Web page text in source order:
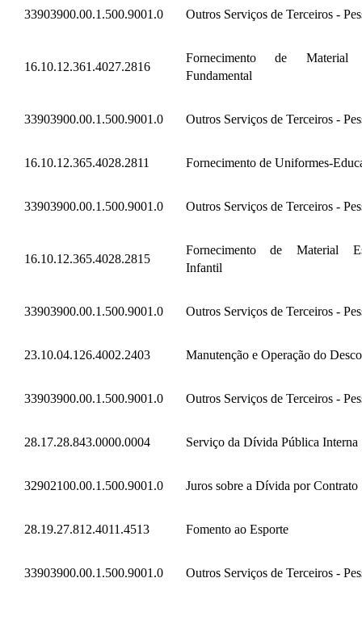
33903900.00.1.500.9001.0 Outros Serviços de Terceiros -
16.10.12.361.4027.2816
Fornecimento de Material
Fundamental
33903900.00.1.500.9001.0 Outros Serviços de Terceiros -
16.10.12.365.4028.2811 Fornecimento de Uniformes-
33903900.00.1.500.9001.0 Outros Serviços de Terceiros -
16.10.12.365.4028.2815
Fornecimento de Material
Infantil
33903900.00.1.500.9001.0 Outros Serviços de Terceiros -
23.10.04.126.4002.2403 Manutenção e Operação do
33903900.00.1.500.9001.0 Outros Serviços de Terceiros -
28.17.28.843.0000.0004 Serviço da Dívida Pública Interna
32902100.00.1.500.9001.0 Juros sobre a Dívida por Contrato
28.19.27.812.4011.4513 Fomento ao Esporte
33903900.00.1.500.9001.0 Outros Serviços de Terceiros -